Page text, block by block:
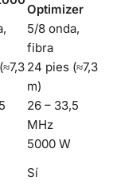
Optimizer
5/8 onda,
fibra
24 pies (≈7,3
m)
26 – 33,5
MHz
5000 W
Sí